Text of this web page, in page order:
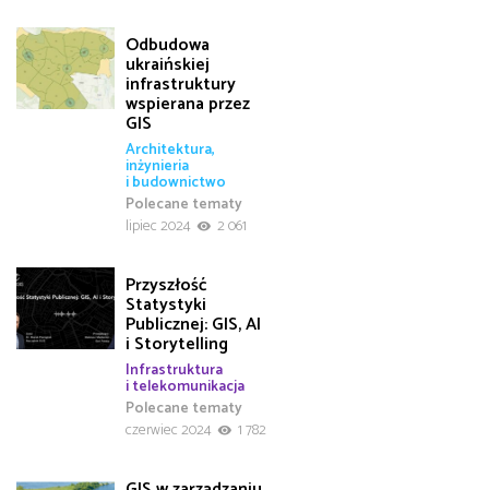
Odbudowa
ukraińskiej
infrastruktury
wspierana przez
GIS
Architektura,
inżynieria
i budownictwo
Polecane tematy
lipiec 2024
2 061
Przyszłość
Statystyki
Publicznej: GIS, AI
i Storytelling
Infrastruktura
i telekomunikacja
Polecane tematy
czerwiec 2024
1 782